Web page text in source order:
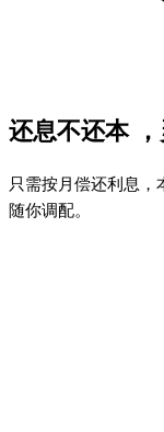
还息不还本
只需按月偿还利息，
随你调配。